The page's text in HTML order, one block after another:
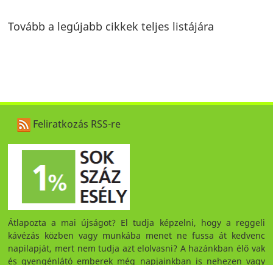
Tovább a legújabb cikkek teljes listájára
Feliratkozás RSS-re
Átlapozta a mai újságot? El tudja képzelni, hogy a reggeli
kávézás közben vagy munkába menet ne fussa át kedvenc
napilapját, mert nem tudja azt elolvasni? A hazánkban élő vak
és gyengénlátó emberek még napjainkban is nehezen vagy